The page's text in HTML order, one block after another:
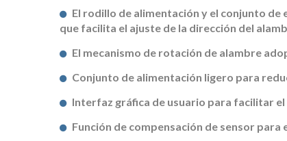
El rodillo de alimentación y el conjunto
que facilita el ajuste de la dirección del
El mecanismo de rotación de alambre
Conjunto de alimentación ligero para
Interfaz gráfica de usuario para facilitar el
Función de compensación de sensor